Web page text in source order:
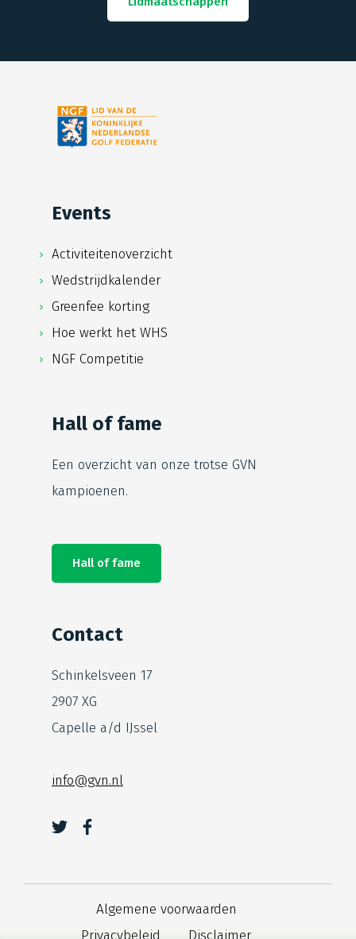
Events
Activiteitenoverzicht
Wedstrijdkalender
Greenfee korting
Hoe werkt het WHS
NGF Competitie
Hall of fame
Een overzicht van onze trotse GVN
kampioenen.
Hall of fame
Contact
Schinkelsveen 17
2907 XG
Capelle a/d IJssel
info@gvn.nl
Algemene voorwaarden
Privacybeleid
Disclaimer